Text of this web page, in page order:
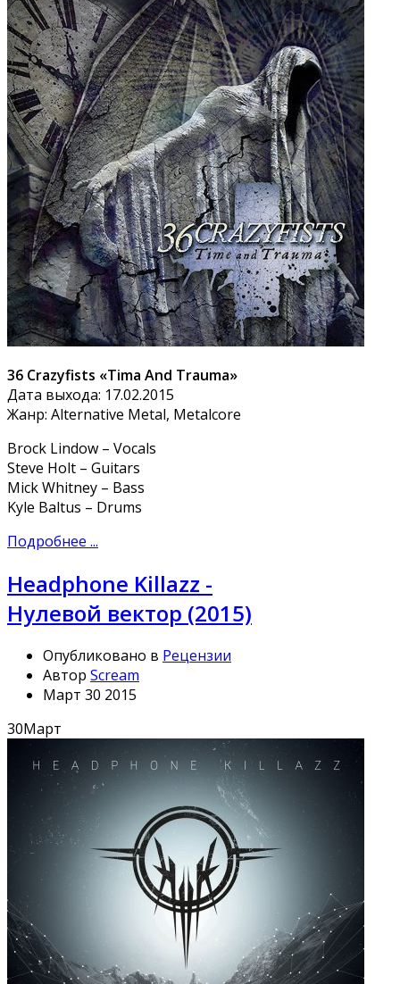
36 Crazyfists «Tima And Trauma»
Дата выхода: 17.02.2015
Жанр: Alternative Metal, Metalcore
Brock Lindow – Vocals
Steve Holt – Guitars
Mick Whitney – Bass
Kyle Baltus – Drums
Подробнее ...
Headphone Killazz -
Нулевой вектор (2015)
Опубликовано в Рецензии
Автор Scream
Март 30 2015
30Март